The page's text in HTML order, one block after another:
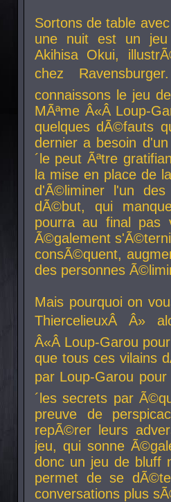
Sortons de table
une nuit est un
Akihisa Okui,
chez
connaissons le jeu
MÃªme Â«Â Loup-
quelques dÃ©fauts
dernier a besoin
´le peut Ãªtre
la mise en place de
d'Ã©liminer l'un
dÃ©but, qui
pourra au final pas
Ã©galement
consÃ©quent,
des personnes
Mais pourquoi on
ThiercelieuxÂ Â»
Â«Â Loup-Garou
que tous ces vilains
par Loup-Garou
´les secrets par
preuve de
repÃ©rer leurs
jeu, qui sonne
donc un jeu de bluff
permet de se
conversations plus